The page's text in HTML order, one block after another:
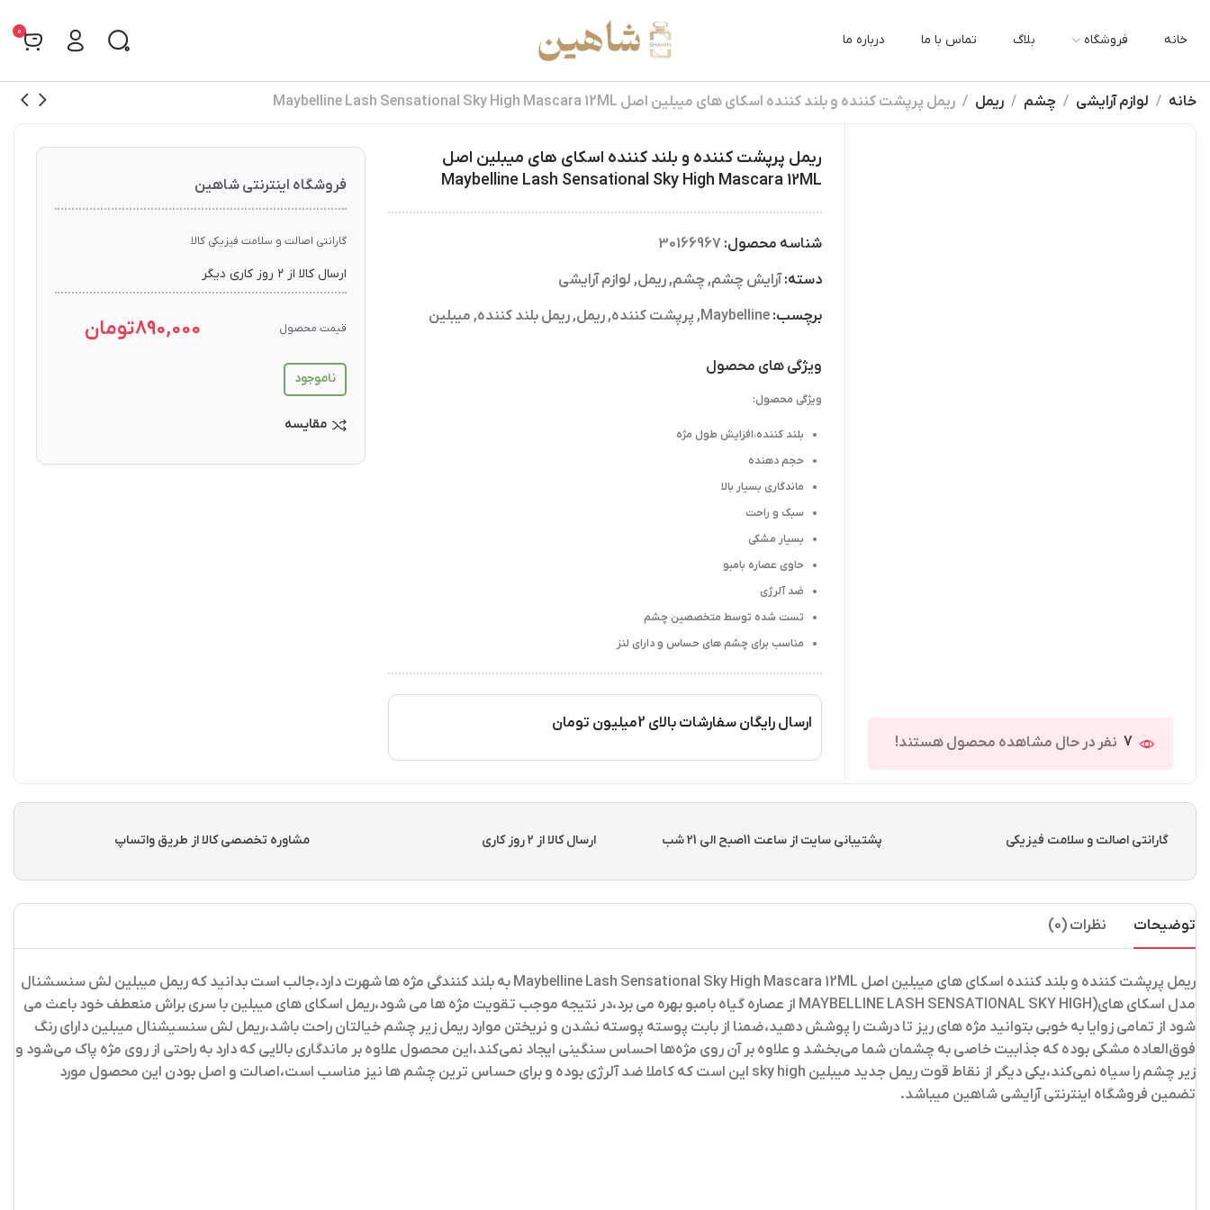
خانه فروشگاه بلاگ تماس با ما درباره ما
0
خانه لوازم آرایشی چشم ریمل ریمل پرپشت کننده و بلند کننده اسکای های میبلین اصل Maybelline Lash Sensational Sky High Mascara 12ML
7 نفر در حال مشاهده محصول هستند!
ریمل پرپشت کننده و بلند کننده اسکای های میبلین اصل
Maybelline Lash Sensational Sky High Mascara 12ML
شناسه محصول: 30166967
دسته:آرایش چشم, چشم, ریمل, لوازم آرایشی
برچسب: Maybelline
, پرپشت کننده, ریمل, ریمل بلند کننده, میبلین
ویژگی های محصول
ویژگی محصول:
بلند کننده،افزایش طول مژه
حجم دهنده
ماندگاری بسیار بالا
سبک و راحت
بسیار مشکی
حاوی عصاره بامبو
ضد آلرژی
تست شده توسط متخصصین چشم
مناسب برای چشم های حساس و دارای لنز
ارسال رایگان سفارشات بالای 2میلیون تومان
فروشگاه اینترنتی شاهین
گارانتی اصالت و سلامت فیزیکی کالا
ارسال کالا از ۲ روز کاری دیگر
قیمت محصول 890,000تومان
ناموجود
مقایسه
گارانتی اصالت و سلامت فیزیکی پشتیبانی سایت از ساعت 11صبح الی 21 شب ارسال کالا از 2 روز کاری مشاوره تخصصی کالا از طریق واتساپ
توضیحات نظرات (0)
ریمل پرپشت کننده و بلند کننده اسکای های میبلین اصل Maybelline Lash Sensational Sky High Mascara 12ML
به بلند کنندگی مژه ها شهرت دارد،جالب است بدانید که ریمل میبلین لش سنسشنال
مدل اسکای های(MAYBELLINE LASH SENSATIONAL SKY HIGH از عصاره گیاه بامبو بهره می برد،در نتیجه موجب تقویت مژه ها می شود،ریمل اسکای های میبلین با سری براش منعطف خود باعث می
شود از تمامی زوایا به خوبی بتوانید مژه های ریز تا درشت را پوشش دهید،ضمنا از بابت پوسته پوسته نشدن و نریختن موارد ریمل زیر چشم خیالتان راحت باشد،ریمل لش سنسیشنال میبلین دارای رنگ
فوق‌العاده مشکی بوده که جذابیت خاصی به چشمان شما می‌بخشد و علاوه بر آن روی مژه‌ها احساس سنگینی ایجاد نمی‌کند،این محصول علاوه بر ماندگاری بالایی که دارد به راحتی از روی مژه پاک می‌شود و
زیر چشم را سیاه نمی‌کند،یکی دیگر از نقاط قوت ریمل جدید میبلین sky high این است که کاملا ضد آلرژی بوده و برای حساس ترین چشم ها نیز مناسب است،اصالت و اصل بودن این محصول مورد
تضمین فروشگاه اینترنتی آرایشی شاهین میباشد.